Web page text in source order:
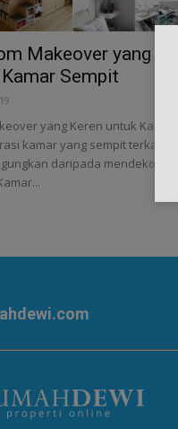
Makeover yang
Sempit
yang Keren untuk Kamar
kamar yang sempit terkadang
daripada mendekorasi